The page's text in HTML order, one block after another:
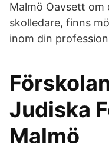
Malmö Oavsett om
skolledare, finns
inom din
Judiska
Malmö